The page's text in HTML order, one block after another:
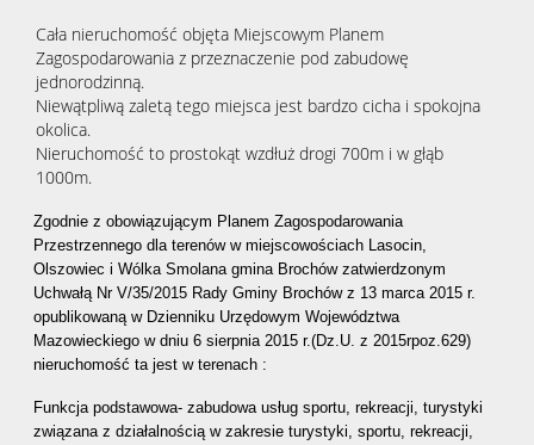
Cała nieruchomość objęta Miejscowym Planem
Zagospodarowania z przeznaczenie pod zabudowę
jednorodzinną.
Niewątpliwą zaletą tego miejsca jest bardzo cicha i spokojna
okolica.
Nieruchomość to prostokąt wzdłuż drogi 700m i w głąb
1000m.
Zgodnie z obowiązującym Planem Zagospodarowania
Przestrzennego dla terenów w miejscowościach Lasocin,
Olszowiec i Wólka Smolana gmina Brochów zatwierdzonym
Uchwałą Nr V/35/2015 Rady Gminy Brochów z 13 marca 2015 r.
opublikowaną w Dzienniku Urzędowym Województwa
Mazowieckiego w dniu 6 sierpnia 2015 r.(Dz.U. z 2015rpoz.629)
nieruchomość ta jest w terenach :
Funkcja podstawowa- zabudowa usług sportu, rekreacji, turystyki
związana z działalnością w zakresie turystyki, sportu, rekreacji,